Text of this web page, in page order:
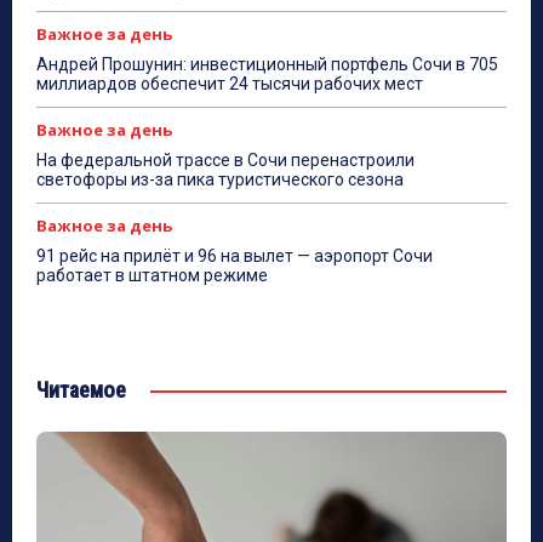
Важное за день
Андрей Прошунин: инвестиционный портфель Сочи в 705
миллиардов обеспечит 24 тысячи рабочих мест
Важное за день
На федеральной трассе в Сочи перенастроили
светофоры из-за пика туристического сезона
Важное за день
91 рейс на прилёт и 96 на вылет — аэропорт Сочи
работает в штатном режиме
Читаемое